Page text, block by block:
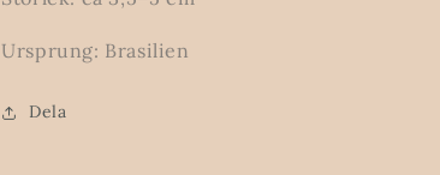
Ursprung: Brasilien
Dela